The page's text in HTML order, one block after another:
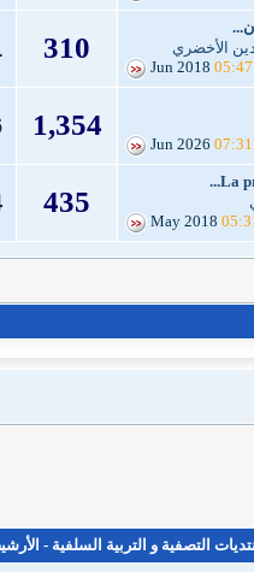
الأخضري
310
1,354
La
435
التصفية و التربية السلفية -